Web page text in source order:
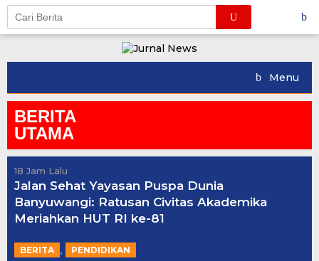
Skip
content
Menu
BERITA
UTAMA
18 Jam Lalu
Jalan Sehat Yayasan Puspa Dunia
Banyuwangi: Ratusan Civitas Akademika
Meriahkan HUT RI ke-81
BERITA , PENDIDIKAN